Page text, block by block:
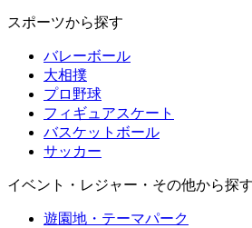
スポーツから探す
バレーボール
大相撲
プロ野球
フィギュアスケート
バスケットボール
サッカー
イベント・レジャー・その他から探す
遊園地・テーマパーク